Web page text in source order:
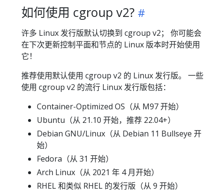
如何使用 cgroup v2?
许多 Linux 发行版默认切换到 cgroup v2； 你可能会
在下次更新控制平面和节点的 Linux 版本时开始使用
它！
推荐使用默认使用 cgroup v2 的 Linux 发行版。 一些
使用 cgroup v2 的流行 Linux 发行版包括：
Container-Optimized OS（从 M97 开始）
Ubuntu（从 21.10 开始，推荐 22.04+）
Debian GNU/Linux（从 Debian 11 Bullseye 开
始）
Fedora（从 31 开始）
Arch Linux（从 2021 年 4 月开始）
RHEL 和类似 RHEL 的发行版（从 9 开始）